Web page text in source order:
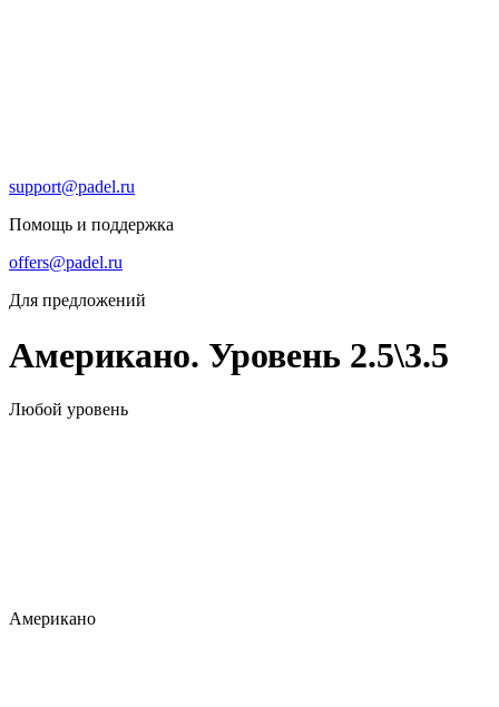
support@padel.ru
Помощь и поддержка
offers@padel.ru
Для предложений
Американо. Уровень 2.5\3.5
Любой уровень
Американо